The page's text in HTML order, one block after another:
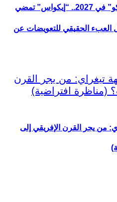
إطلاق العملة الموحدة “إيكو” في 2027.. “إيكواس” تمضي
العبء الحقيقي للتعويضات عن
من يجر القرن الإفريقي إلى